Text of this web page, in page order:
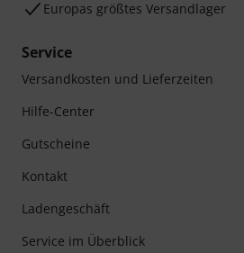
Europas größtes Versandlager
Service
Versandkosten und Lieferzeiten
Hilfe-Center
Gutscheine
Kontakt
Ladengeschäft
Service im Überblick